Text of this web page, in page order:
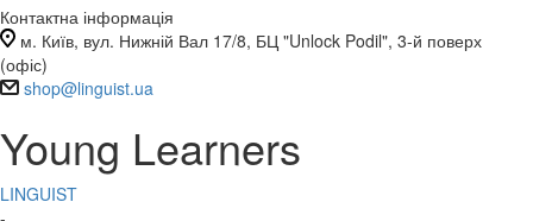
Контактна інформація
м. Київ, вул. Нижній Вал 17/8, БЦ "Unlock Podil", 3-й поверх
(офіс)
shop@linguist.ua
Young Learners
LINGUIST